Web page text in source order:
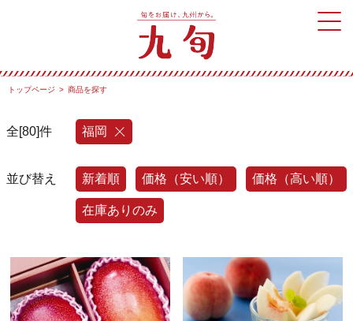
トップページ 商品を探す
全[80]件 福岡
並び替え 新着順 価格（安い順） 価格（高い順）
在庫ありのみ